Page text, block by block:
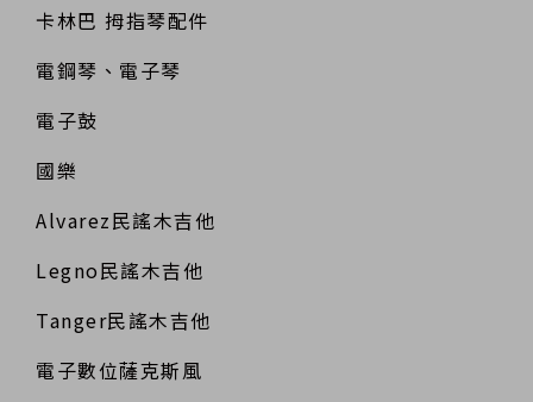
卡林巴 拇指琴配件
電鋼琴、電子琴
電子鼓
國樂
Alvarez民謠木吉他
Legno民謠木吉他
Tanger民謠木吉他
電子數位薩克斯風